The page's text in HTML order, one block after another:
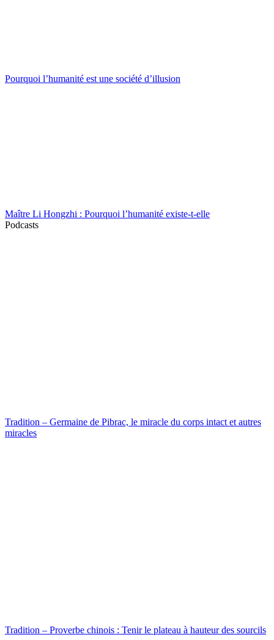
Pourquoi l’humanité est une société d’illusion
Maître Li Hongzhi : Pourquoi l’humanité existe-t-elle
Podcasts
Tradition – Germaine de Pibrac, le miracle du corps intact et autres
miracles
Tradition – Proverbe chinois : Tenir le plateau à hauteur des sourcils